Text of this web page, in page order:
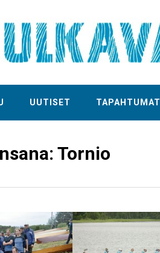
UUTISET TAPAHTUMAT
Tornio